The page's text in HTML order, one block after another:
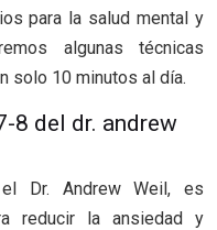
para la salud mental y
algunas técnicas
solo 10 minutos al día.
8 del dr. andrew
Dr. Andrew Weil, es
reducir la ansiedad y